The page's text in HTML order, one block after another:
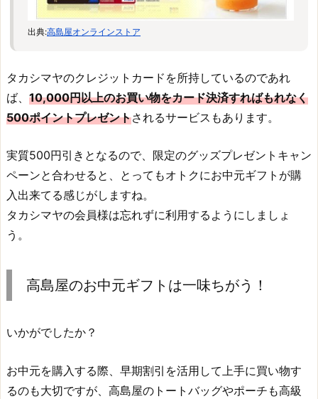
出典:高島屋オンラインストア
タカシマヤのクレジットカードを所持しているのであれ
ば、 10,000円以上のお買い物をカード決済すればもれなく
500ポイントプレゼントされるサービスもあります。
実質500円引きとなるので、限定のグッズプレゼントキャン
ペーンと合わせると、とってもオトクにお中元ギフトが購
入出来てる感じがしますね。
タカシマヤの会員様は忘れずに利用するようにしましょ
う。
高島屋のお中元ギフトは一味ちがう！
いかがでしたか？
お中元を購入する際、早期割引を活用して上手に買い物す
るのも大切ですが、高島屋のトートバッグやポーチも高級